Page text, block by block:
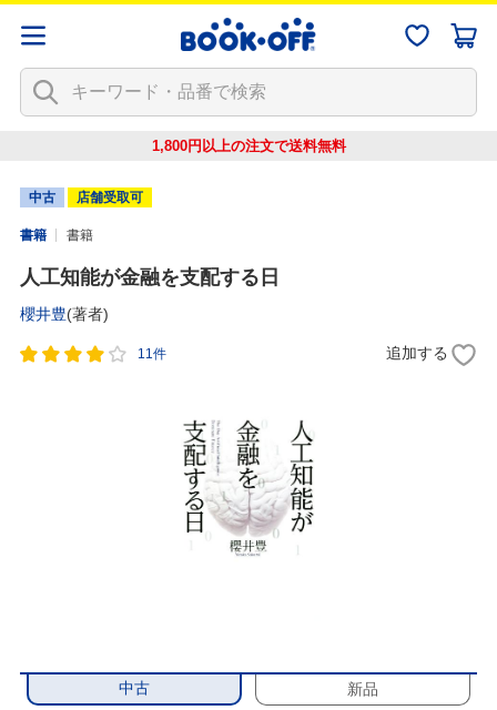
1,800円以上の注文で送料無料
中古 店舗受取可
書籍 書籍
人工知能が金融を支配する日
櫻井豊(著者)
11件 追加する
中古 新品